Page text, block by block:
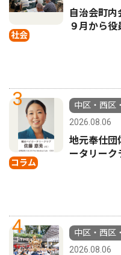
社会
自治会町
９月から
3
コラム
中区・西区
2026.08.06
地元奉仕
ータリーク
4
中区・西区
2026.08.06